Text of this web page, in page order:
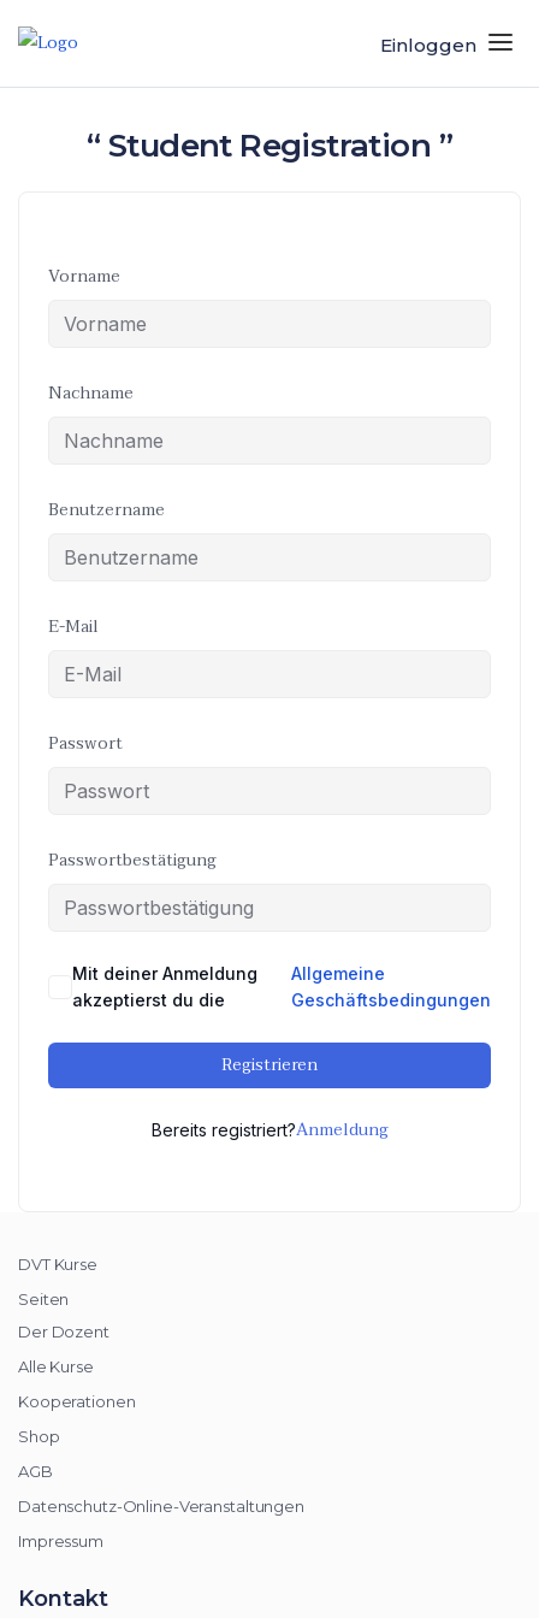
Einloggen
“ Student Registration ”
Vorname
Nachname
Benutzername
E-Mail
Passwort
Passwortbestätigung
Mit deiner Anmeldung
akzeptierst du die
Allgemeine
Geschäftsbedingungen
Registrieren
Bereits registriert?Anmeldung
DVT Kurse
Seiten
Der Dozent
Alle Kurse
Kooperationen
Shop
AGB
Datenschutz-Online-Veranstaltungen
Impressum
Kontakt